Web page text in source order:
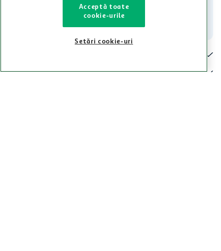
Contact
Cine suntem
Acceptă toate
cookie-urile
Setări cookie-uri